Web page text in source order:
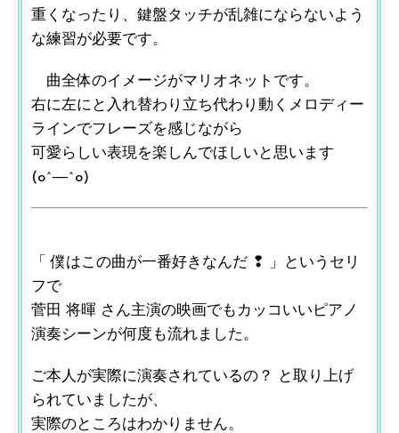
重くなったり、鍵盤タッチが乱雑にならないよう
な練習が必要です。
曲全体のイメージがマリオネットです。
右に左にと入れ替わり立ち代わり動くメロディー
ラインでフレーズを感じながら
可愛らしい表現を楽しんでほしいと思います
(o^―^o)
「 僕はこの曲が一番好きなんだ ❢ 」というセリ
フで
菅田 将暉 さん主演の映画でもカッコいいピアノ
演奏シーンが何度も流れました。
ご本人が実際に演奏されているの？ と取り上げ
られていましたが、
実際のところはわかりません。